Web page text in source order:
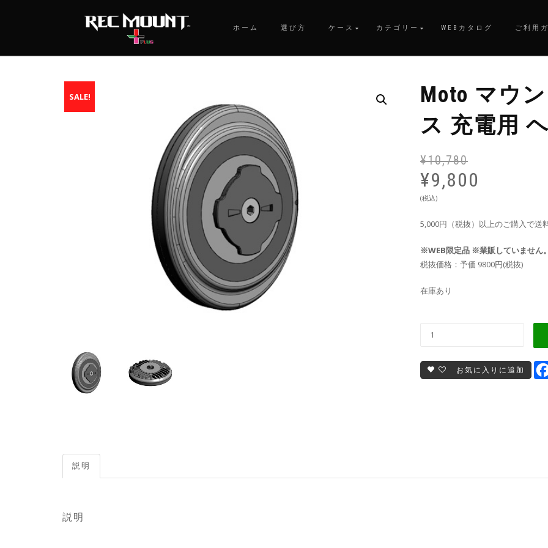
ホーム 選び方 ケース カテゴリー WEBカタログ ご利用
SALE!
Moto マウ
ス 充電用 ヘ
¥10,780
¥9,800
(税込)
5,000円（税抜）以上のご購入で送
※WEB限定品 ※業販していません。
税抜価格：予価 9800円(税抜)
在庫あり
お気に入りに追加
説明
説明